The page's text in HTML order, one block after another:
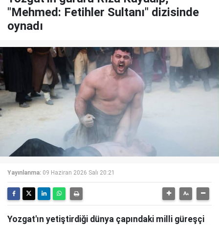
"Mehmed: Fetihler Sultanı" dizisinde
oynadı
Yayınlanma: 09 Haziran 2026 Salı 20:21
Yozgat'ın yetiştirdiği dünya çapındaki milli güreşçi